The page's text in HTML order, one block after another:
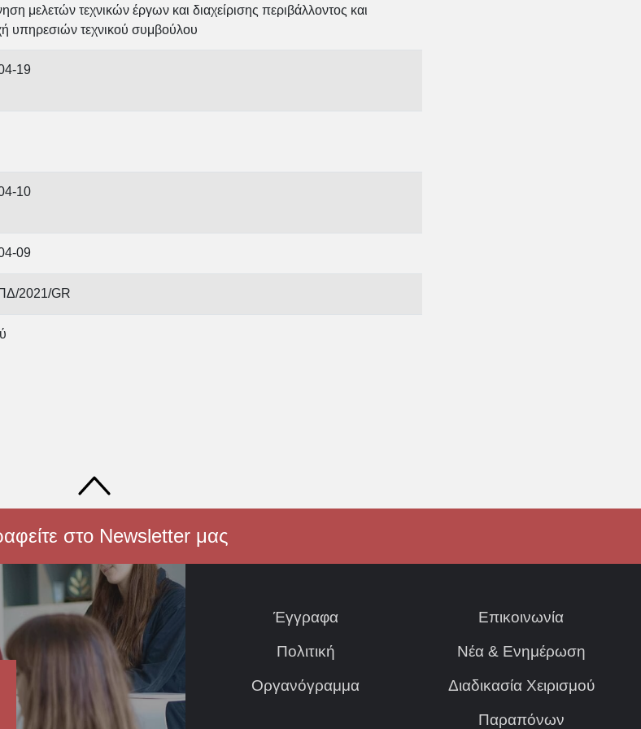
μελετών τεχνικών έργων και διαχείρισης περιβάλλοντος και
υπηρεσιών τεχνικού συμβούλου
19
10
09
2021/GR
στο Newsletter μας
Έγγραφα
Πολιτική
Οργανόγραμμα
Επικοινωνία
Νέα & Ενημέρωση
Διαδικασία Χειρισμού
Παραπόνων